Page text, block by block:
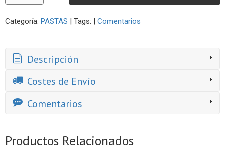
Categoría: PASTAS | Tags: | Comentarios
Descripción
Costes de Envío
Comentarios
Productos Relacionados